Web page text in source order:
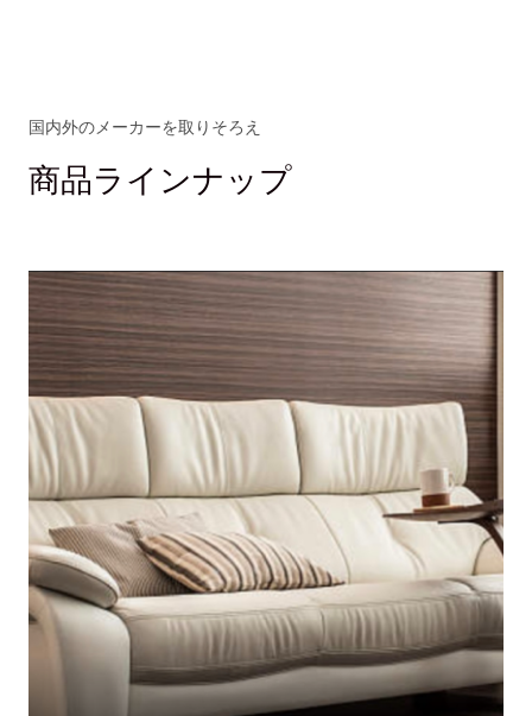
国内外のメーカーを取りそろえ
商品ラインナップ